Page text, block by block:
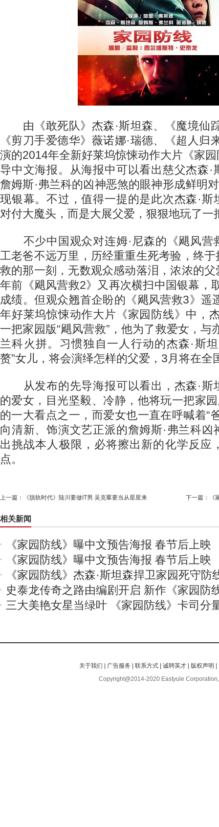
由《敢死队》杰森·斯坦森、《魔境仙
《剪刀手爱德华》薇诺娜·瑞德、《超人归
演的2014年全新好莱坞惊悚动作大片《家
导中文海报。从海报中可以看出慈父杰森·
詹姆斯·弗兰科的凶神恶煞的眼神形成鲜明
现银幕。不过，值得一提的是此次杰森·斯
对付大魔头，而是大展父爱，狠狠地玩了一
不少中国观众对连姆·尼森的《飓风营
工老爸不远万里，历经重重生死考验，终
救的那一刻，无数观众感动落泪，浓浓的
年前《飓风营救2》又再次横扫中国银幕，
成绩。但观众翘首企盼的《飓风营救3》遥
年好莱坞惊悚动作大片《家园防线》中，
一把家园版“飓风营救”，他为了救爱女，与
兰科火拼。习惯独自一人行动的杰森·斯
赘”女儿，将会演绎怎样的父爱，3月将在全
从发布的先导海报可以看出，杰森·斯
的爱女，目光坚毅、冷静，他将玩一把家
的一大看点之一，而爱女也一直在呼喊着“
向清新、饰演文艺正派的詹姆斯·弗兰科凶
出挑战本人极限，必将擦出新的化学反应
点。
上一篇： 《脱轨时代》陆川要做IT男 吴克羣要当从星星来 下一篇：
相关新闻
《家园防线》曝中文预告海报 春节后上映
《家园防线》曝中文预告海报 春节后上映
《家园防线》杰森·斯坦森捍卫家园死守防
史泰龙传奇之路由编剧开启 新作《家园防
三大美艳女星当绿叶 《家园防线》卡司分
关于我们 广告服务 |联系方式 |诚聘英才 版权声明
Copyright@2014-2020 Eastyule